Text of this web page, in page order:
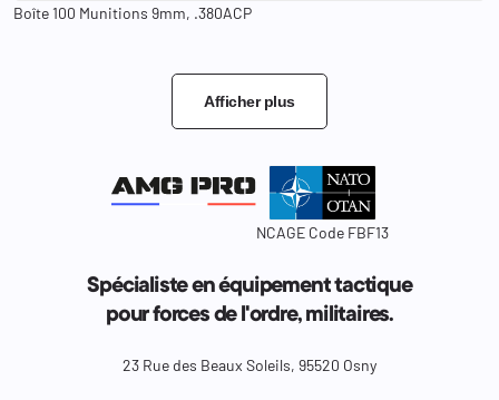
Boîte 100 Munitions 9mm, .380ACP
Afficher plus
NCAGE Code FBF13
Spécialiste en équipement tactique
pour forces de l'ordre, militaires.
23 Rue des Beaux Soleils, 95520 Osny